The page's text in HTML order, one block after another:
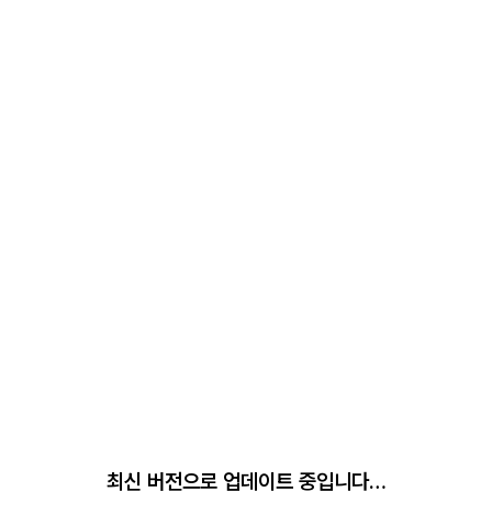
최신 버전으로 업데이트 중입니다…